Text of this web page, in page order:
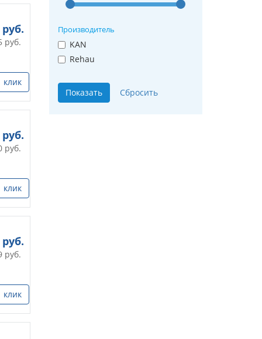
Производитель
KAN
Rehau
руб.
руб.
клик
руб.
клик
руб.
клик